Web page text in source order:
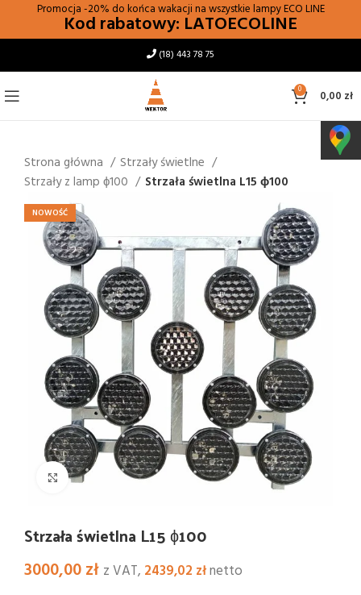
Promocja -20% do końca wakacji na wszystkie lampyECO LINE
Kod rabatowy: LATOECOLINE
(18) 443 78 75
0 0,00 zł
Strona główna
Strzały świetlne
Strzały z lamp ϕ100
Strzała świetlna L15 ɸ100
NOWOŚĆ
Kliknij i powiększ
Strzała świetlna L15 ɸ100
3000,00zł z VAT, 2439,02 złnetto